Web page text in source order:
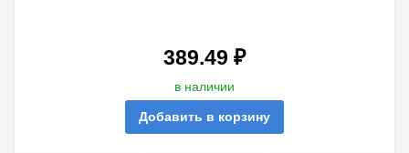
389.49 ₽
в наличии
Добавить в корзину